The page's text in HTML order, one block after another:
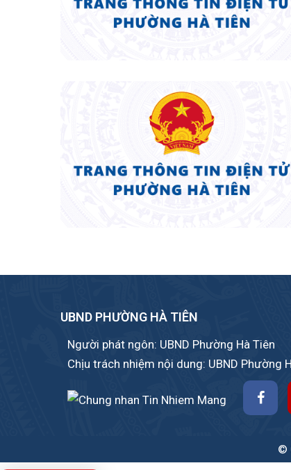
UBND PHƯỜNG HÀ TIÊN
Người phát ngôn: UBND Phường Hà Tiên
Chịu trách nhiệm nội dung: UBND Phường
©